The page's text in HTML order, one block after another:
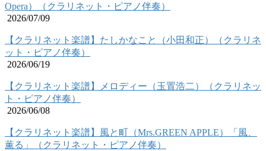
Opera）（クラリネット・ピアノ伴奏）
2026/07/09
【クラリネット楽譜】たしかなこと（小田和正）（クラリネ
ット・ピアノ伴奏）
2026/06/19
【クラリネット楽譜】メロディー（玉置浩二）（クラリネッ
ト・ピアノ伴奏）
2026/06/08
【クラリネット楽譜】風と町（Mrs.GREEN APPLE）「風、
薫る」（クラリネット・ピアノ伴奏）